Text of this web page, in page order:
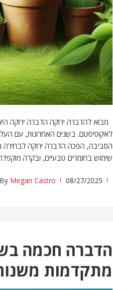
מבוא להדברה ירוקה הדברה ירוקה
לאקוסיסטם. בשנים האחרונות, עם
הסביבה, הפכה הדברה ירוקה לבחירה
שימוש בחומרים טבעיים, ובקרה
08/27/2025
By Megan Castro
מתקדמות